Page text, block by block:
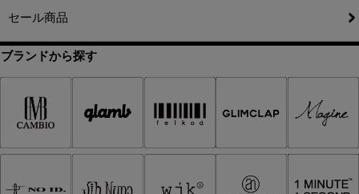
セール商品
ブランドから探す